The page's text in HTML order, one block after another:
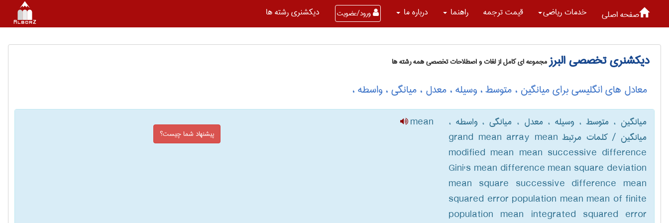
صفحه اصلی خدمات رياضی قیمت ترجمه راهنما درباره ما ورود/عضویت دیکشنری رشته ها
دیکشنری تخصصی البرزمجموعه ای کامل از لغات و اصطلاحات تخصصی همه رشته ها
معادل های انگلیسی برای میانگین ، متوسط ، وسیله ، معدل ، میانگی ، واسطه ،
میانگین ، متوسط ، وسیله ، معدل ، میانگی ، واسطه ،
میانگین / کلمات مرتبط grand mean array mean
modified mean mean successive difference
Gini's mean difference mean square deviation
mean square successive difference mean
squared error population mean mean of finite
population mean integrated squared error
mean
پیشنهاد شما چیست؟